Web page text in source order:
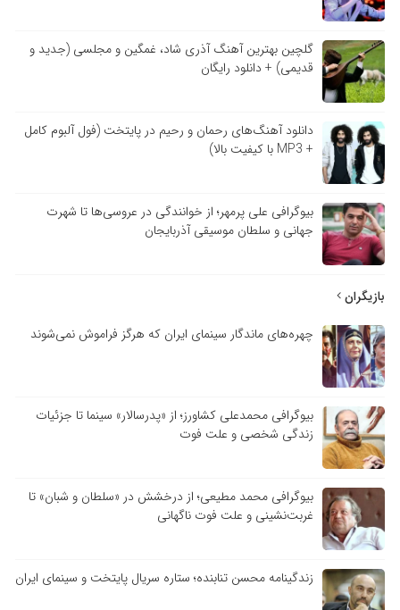
گلچین بهترین آهنگ آذری شاد، غمگین و مجلسی (جدید و
قدیمی) + دانلود رایگان
دانلود آهنگ‌های رحمان و رحیم در پایتخت (فول آلبوم کامل
+ MP3 با کیفیت بالا)
بیوگرافی علی پرمهر؛ از خوانندگی در عروسی‌ها تا شهرت
جهانی و سلطان موسیقی آذربایجان
بازیگران
چهره‌های ماندگار سینمای ایران که هرگز فراموش نمی‌شوند
بیوگرافی محمدعلی کشاورز؛ از «پدرسالار» سینما تا جزئیات
زندگی شخصی و علت فوت
بیوگرافی محمد مطیعی؛ از درخشش در «سلطان و شبان» تا
غربت‌نشینی و علت فوت ناگهانی
زندگینامه محسن تنابنده؛ ستاره سریال پایتخت و سینمای ایران